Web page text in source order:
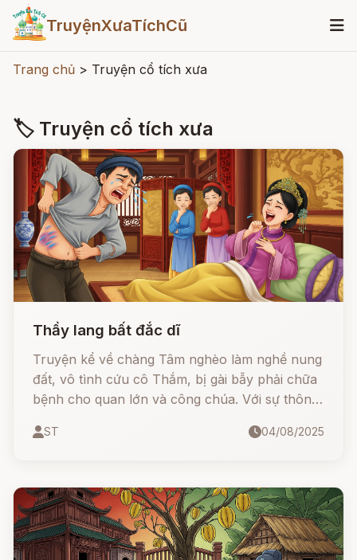
TruyệnXưaTíchCũ
Trang chủ > Truyện cổ tích xưa
🏷 Truyện cổ tích xưa
Thầy lang bất đắc dĩ
Truyện kể về chàng Tâm nghèo làm nghề nung
đất, vô tình cứu cô Thắm, bị gài bẫy phải chữa
bệnh cho quan lớn và công chúa. Với sự thông
không chỉ vượt qua thử thách mà còn giành lại
ST 04/08/2025